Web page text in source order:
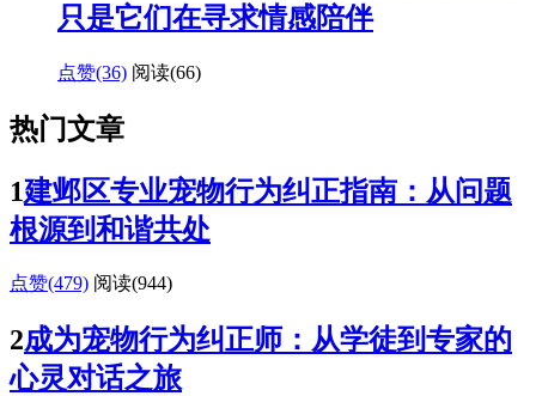
只是它们在寻求情感陪伴
点赞(36) 阅读(66)
热门文章
1建邺区专业宠物行为纠正指南：从问题
根源到和谐共处
点赞(479) 阅读(944)
2成为宠物行为纠正师：从学徒到专家的
心灵对话之旅